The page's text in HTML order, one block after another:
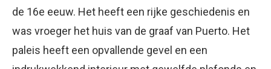
de 16e eeuw. Het heeft een rijke geschiedenis en
was vroeger het huis van de graaf van Puerto. Het
paleis heeft een opvallende gevel en een